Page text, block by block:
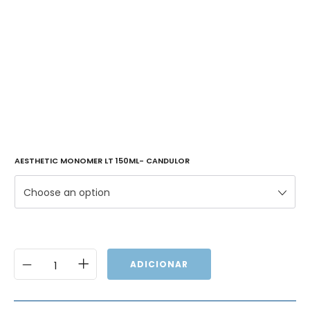
AESTHETIC MONOMER LT 150ML- CANDULOR
Choose an option
ADICIONAR